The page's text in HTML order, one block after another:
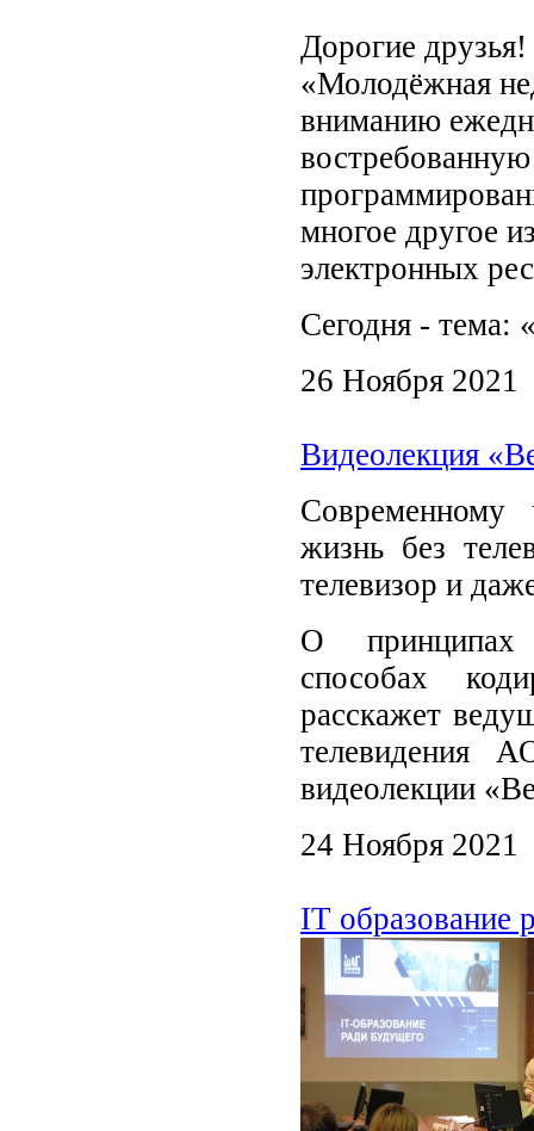
Дорогие
«Молодёжная
вниманию
многое другое
электронных
Сегодня - тема:
26 Ноября 2021
Видеолекция
Современному
жизнь без
телевизор и
О принципах
способах
расскажет
телевидения
видеолекции
24 Ноября 2021
IT образование